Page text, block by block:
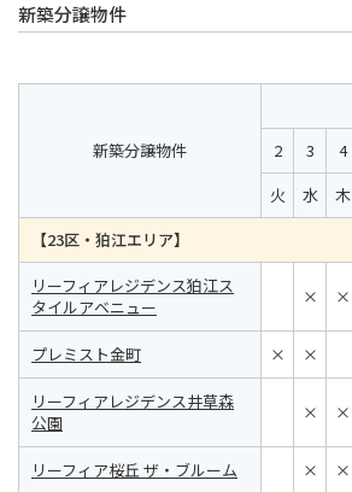
新築分譲物件
新築分譲物件 2 3 4
火
水 木
【23区・狛江エリア】
リーフィアレジデンス狛江ス
タイルアベニュー
× ×
プレミスト金町 × ×
リーフィアレジデンス井草森
公園
× ×
リーフィア桜丘 ザ・ブルーム × ×